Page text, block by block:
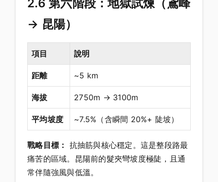
2.6 第六階段：地獄試煉（鳶峰
→ 昆陽）
項目 說明
距離 ~5 km
海拔 2750m → 3100m
平均坡度 ~7.5%（含瞬間 20%+ 陡坡）
戰略目標： 抗抽筋與核心穩定。這是整段路最
痛苦的區域。昆陽前的髮夾彎坡度極陡，且通
常伴隨強風與低溫。